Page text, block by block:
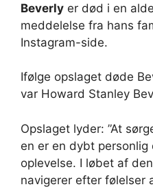
Beverly er død i en
meddelelse fra hans
Instagram-side.
Ifølge opslaget døde
var Howard Stanley
Opslaget lyder: ”At
en er en dybt
oplevelse. I løbet af
navigerer efter følelser